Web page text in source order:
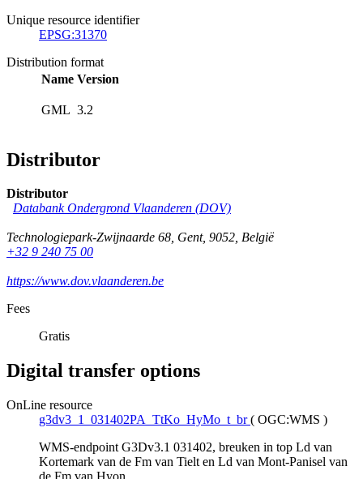
Unique resource identifier
EPSG:31370
Distribution format
Name Version
GML 3.2
Distributor
Distributor
Databank Ondergrond Vlaanderen (DOV)
Technologiepark-Zwijnaarde 68, Gent, 9052, België
+32 9 240 75 00
https://www.dov.vlaanderen.be
Fees
Gratis
Digital transfer options
OnLine resource
g3dv3_1_031402PA_TtKo_HyMo_t_br ( OGC:WMS )
WMS-endpoint G3Dv3.1 031402, breuken in top Ld van
Kortemark van de Fm van Tielt en Ld van Mont-Panisel van